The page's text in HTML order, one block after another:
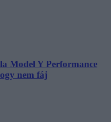
Model Y Performance
nem fáj